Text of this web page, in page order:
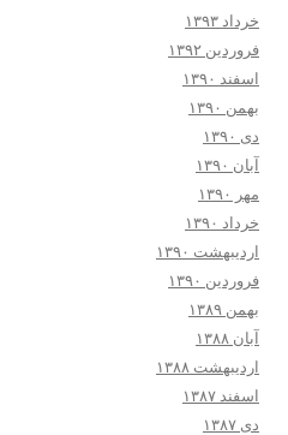
خرداد ۱۳۹۳
فروردین ۱۳۹۲
اسفند ۱۳۹۰
بهمن ۱۳۹۰
دی ۱۳۹۰
آبان ۱۳۹۰
مهر ۱۳۹۰
خرداد ۱۳۹۰
اردیبهشت ۱۳۹۰
فروردین ۱۳۹۰
بهمن ۱۳۸۹
آبان ۱۳۸۸
اردیبهشت ۱۳۸۸
اسفند ۱۳۸۷
دی ۱۳۸۷